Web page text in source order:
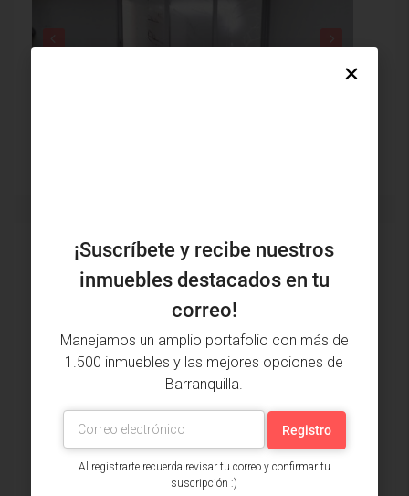
Inmuebles vistos recientemente
Casa Venta, Cevillar, Barranquilla
(30121)
2 alcobas • 1 bañera • 102 m²
Casa
Local Venta, Paraíso, Barranquilla
(28923)
$650,000,000
2 baños • 110 m²
Local
¡Suscríbete y recibe nuestros
inmuebles destacados en tu
correo!
Manejamos un amplio portafolio con más de
1.500 inmuebles y las mejores opciones de
Barranquilla.
Al registrarte recuerda revisar tu correo y confirmar tu
suscripción :)